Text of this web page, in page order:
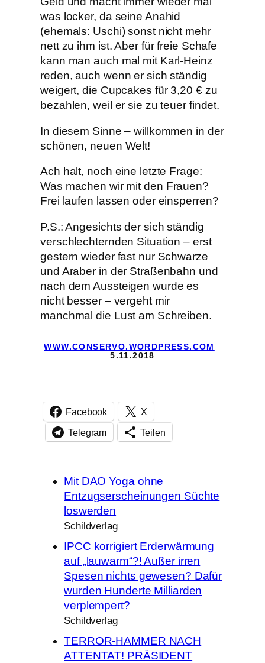
was locker, da seine Anahid
(ehemals: Uschi) sonst nicht mehr
nett zu ihm ist. Aber für freie Schafe
kann man auch mal mit Karl-Heinz
reden, auch wenn er sich ständig
weigert, die Cupcakes für 3,20 € zu
bezahlen, weil er sie zu teuer findet.
In diesem Sinne – willkommen in der
schönen, neuen Welt!
Ach halt, noch eine letzte Frage:
Was machen wir mit den Frauen?
Frei laufen lassen oder einsperren?
P.S.: Angesichts der sich ständig
verschlechternden Situation – erst
gestern wieder fast nur Schwarze
und Araber in der Straßenbahn und
nach dem Aussteigen wurde es
nicht besser – vergeht mir
manchmal die Lust am Schreiben.
WWW.CONSERVO.WORDPRESS.COM
5.11.2018
Facebook X
Telegram Teilen
Mit DAO Yoga ohne
Entzugserscheinungen Süchte
loswerden
Schildverlag
IPCC korrigiert Erderwärmung
auf „lauwarm“?! Außer irren
Spesen nichts gewesen? Dafür
wurden Hunderte Milliarden
verplempert?
Schildverlag
TERROR-HAMMER NACH
ATTENTAT! PRÄSIDENT